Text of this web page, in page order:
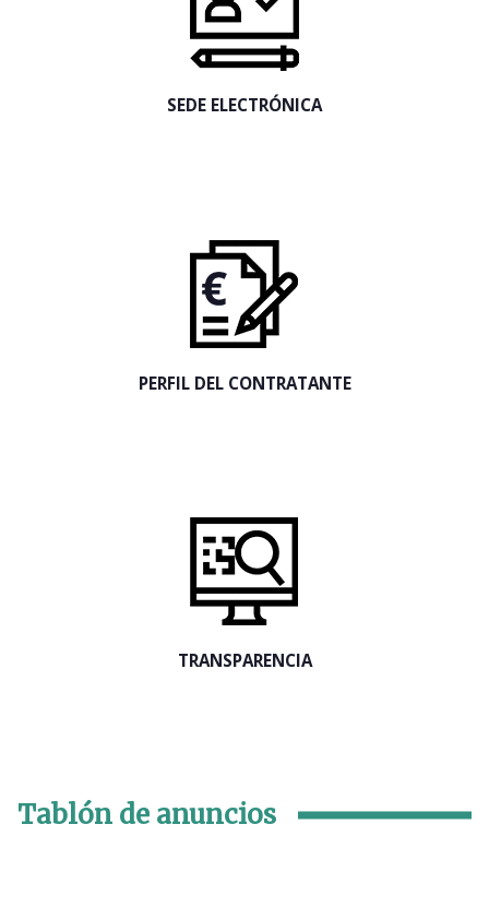
SEDE ELECTRÓNICA
PERFIL DEL CONTRATANTE
TRANSPARENCIA
Tablón de anuncios